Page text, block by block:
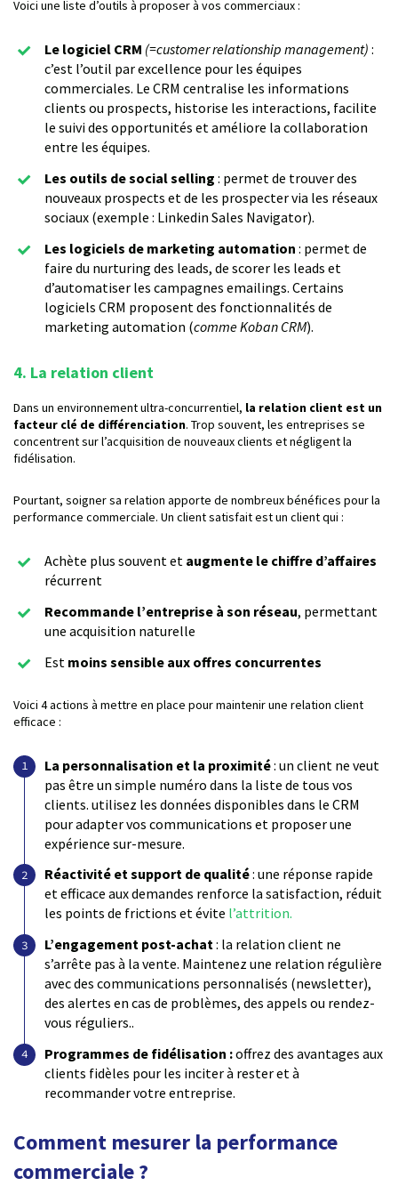
Voici une liste d’outils à proposer à vos commerciaux :
Le logiciel CRM (=customer relationship management) :
c’est l’outil par excellence pour les équipes
commerciales. Le CRM centralise les informations
clients ou prospects, historise les interactions, facilite
le suivi des opportunités et améliore la collaboration
entre les équipes.
Les outils de social selling : permet de trouver des
nouveaux prospects et de les prospecter via les réseaux
sociaux (exemple : Linkedin Sales Navigator).
Les logiciels de marketing automation : permet de
faire du nurturing des leads, de scorer les leads et
d’automatiser les campagnes emailings. Certains
logiciels CRM proposent des fonctionnalités de
marketing automation (comme Koban CRM).
4. La relation client
Dans un environnement ultra-concurrentiel, la relation client est un
facteur clé de différenciation. Trop souvent, les entreprises se
concentrent sur l’acquisition de nouveaux clients et négligent la
fidélisation.
Pourtant, soigner sa relation apporte de nombreux bénéfices pour la
performance commerciale. Un client satisfait est un client qui :
Achète plus souvent et augmente le chiffre d’affaires
récurrent
Recommande l’entreprise à son réseau, permettant
une acquisition naturelle
Est moins sensible aux offres concurrentes
Voici 4 actions à mettre en place pour maintenir une relation client
efficace :
La personnalisation et la proximité: un client ne veut
pas être un simple numéro dans la liste de tous vos
clients. utilisez les données disponibles dans le CRM
pour adapter vos communications et proposer une
expérience sur-mesure.
Réactivité et support de qualité: une réponse rapide
et efficace aux demandes renforce la satisfaction, réduit
les points de frictions et évite l’attrition.
L’engagement post-achat: la relation client ne
s’arrête pas à la vente. Maintenez une relation régulière
avec des communications personnalisés (newsletter),
des alertes en cas de problèmes, des appels ou rendez-
vous réguliers..
Programmes de fidélisation :offrez des avantages aux
clients fidèles pour les inciter à rester et à
recommander votre entreprise.
Comment mesurer la performance
commerciale ?